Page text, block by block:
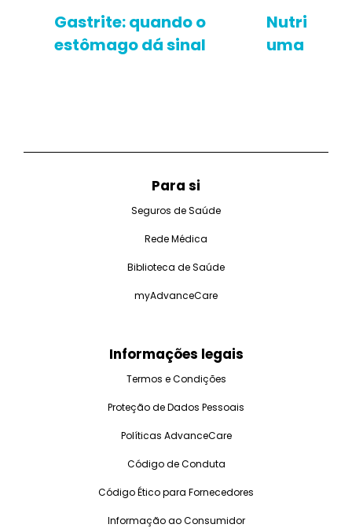
Gastrite: quando o
estômago dá sinal
Nutrição
uma
Para si
Seguros de Saúde
Rede Médica
Biblioteca de Saúde
myAdvanceCare
Informações legais
Termos e Condições
Proteção de Dados Pessoais
Políticas AdvanceCare
Código de Conduta
Código Ético para Fornecedores
Informação ao Consumidor